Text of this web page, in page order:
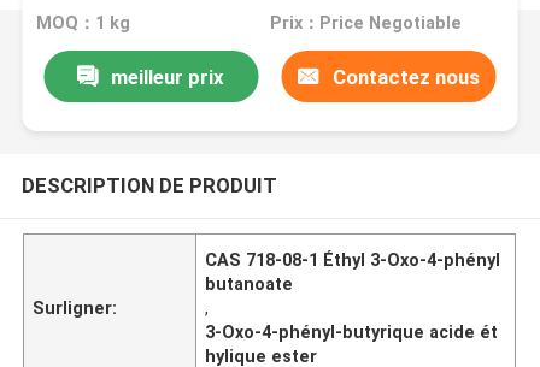
MOQ：1 kg Prix：Price Negotiable
meilleur prix Contactez nous
DESCRIPTION DE PRODUIT
Surligner:
CAS 718-08-1 Éthyl 3-Oxo-4-phényl
butanoate
,
3-Oxo-4-phényl-butyrique acide ét
hylique ester